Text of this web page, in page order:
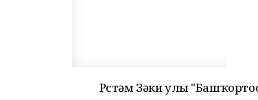
Рөстәм Зәки улы